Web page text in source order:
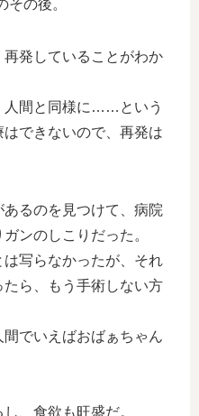
その後。
発していることがわか
人間と同様に……という
できないので、再発は
るのを見つけて、病院
ンのしこりだった。
写らなかったが、それ
ら、もう手術しない方
でいえばおばぁちゃん
、食欲も旺盛だ。